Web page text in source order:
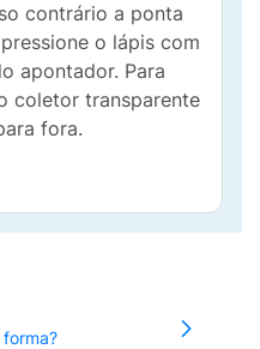
contrário a ponta
o lápis com
apontador. Para
coletor transparente
fora.